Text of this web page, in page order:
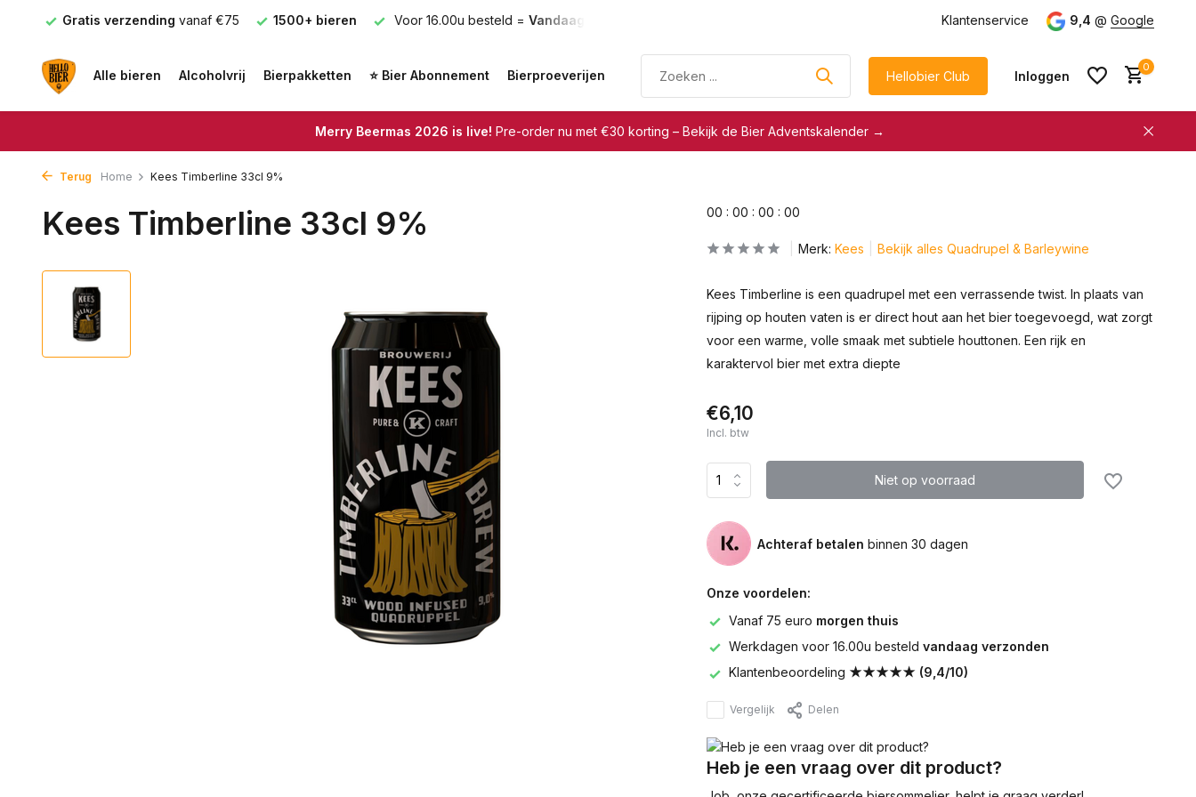
Gratis verzending vanaf €75 1500+ bieren Voor 16.00u besteld = Vandaag verzonden Klantenservice 9,4 @ Google
Alle bieren Alcoholvrij Bierpakketten ⭐ Bier Abonnement Bierproeverijen Hellobier Club Inloggen
spaar automatisch voor
spaar automatisch voor
0
Merry Beermas 2026 is live! Pre-order nu met €30 korting – Bekijk de Bier Adventskalender →
Terug Home Kees Timberline 33cl 9%
Kees Timberline 33cl 9% 00 : 00 : 00 : 00
Merk: Kees Bekijk alles Quadrupel & Barleywine
Kees Timberline is een quadrupel met een verrassende twist. In plaats van
rijping op houten vaten is er direct hout aan het bier toegevoegd, wat zorgt
voor een warme, volle smaak met subtiele houttonen. Een rijk en
karaktervol bier met extra diepte
€6,10
Incl. btw
Niet op voorraad
Achteraf betalen binnen 30 dagen
Onze voordelen:
Vanaf 75 euro morgen thuis
Werkdagen voor 16.00u besteld vandaag verzonden
Klantenbeoordeling ★★★★★ (9,4/10)
Vergelijk Delen
Heb je een vraag over dit product?